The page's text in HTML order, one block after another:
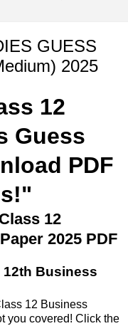
GUESS
2025
12
Guess
PDF
12
2025 PDF
12th Business
12 Business
you covered! Click the